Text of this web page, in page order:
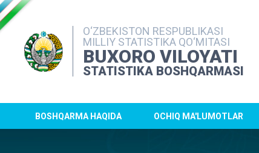
O‘ZBEKISTON RESPUBLIKASI
MILLIY STATISTIKA QO‘MITASI
BUXORO VILOYATI
STATISTIKA BOSHQARMASI
BOSHQARMA HAQIDA OCHIQ MA'LUMOTLAR